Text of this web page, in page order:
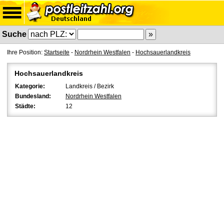
Suche
Ihre Position: Startseite - Nordrhein Westfalen - Hochsauerlandkreis
Hochsauerlandkreis
Kategorie:
Landkreis / Bezirk
Bundesland:
Nordrhein Westfalen
Städte:
12